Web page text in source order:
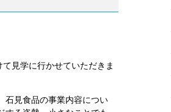
見学に行かせていただきま
石見食品の事業内容につい